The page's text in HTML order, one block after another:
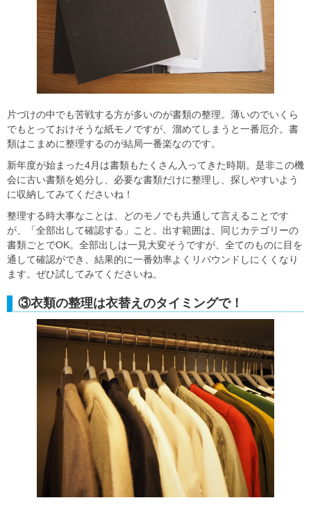
片づけの中でも苦戦する方が多いのが書類の整理。薄いのでいくら
でもとっておけそうな紙モノですが、溜めてしまうと一番厄介。書
類はこまめに整理するのが結局一番楽なのです。
新年度が始まった4月は書類もたくさん入ってきた時期。是非この機
会に古い書類を処分し、必要な書類だけに整理し、探しやすいよう
に収納してみてくださいね！
整理する時大事なことは、どのモノでも共通して言えることです
が、「全部出して確認する」こと。出す範囲は、同じカテゴリーの
書類ごとでOK。全部出しは一見大変そうですが、全てのものに目を
通して確認ができ、結果的に一番効率よくリバウンドしにくくなり
ます。ぜひ試してみてくださいね。
③衣類の整理は衣替えのタイミングで！